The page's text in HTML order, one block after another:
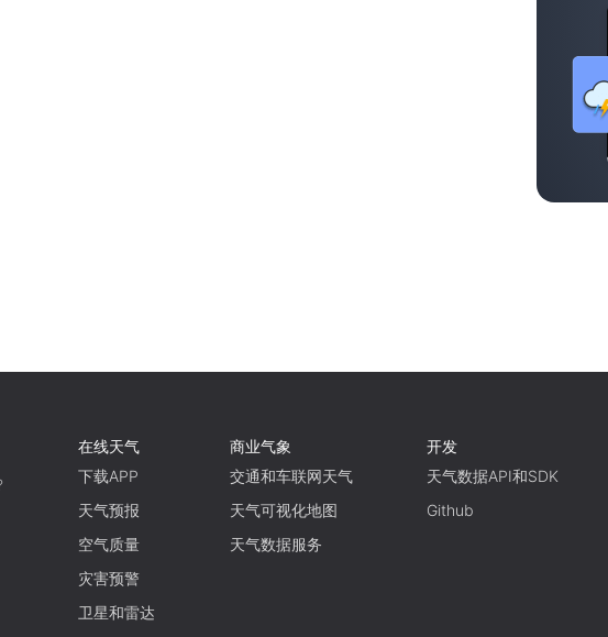
在线天气
下载APP
天气预报
空气质量
灾害预警
卫星和雷达
商业气象
交通和车联网天气
天气可视化地图
天气数据服务
开发
天气数据API和SDK
Github